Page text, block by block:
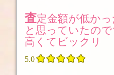
査定金額が低かったら持って帰ろう
と思っていたの
高くてビックリ
5.0     